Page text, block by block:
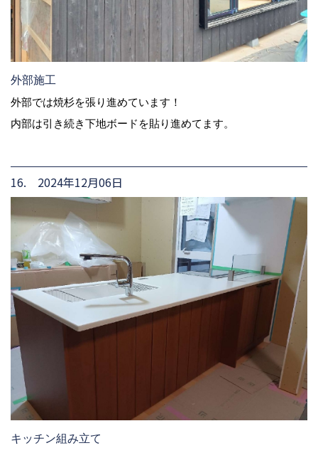
外部施工
外部では焼杉を張り進めています！
内部は引き続き下地ボードを貼り進めてます。
16. 2024年12月06日
キッチン組み立て